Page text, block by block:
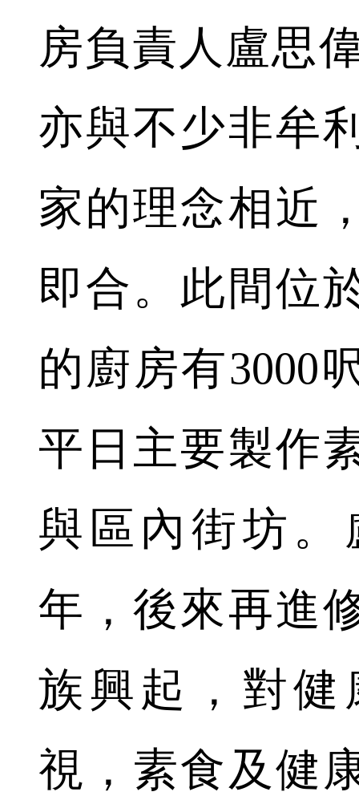
房負責人盧思
亦與不少非牟
家的理念相近
即合。此間位
的廚房有3000
平日主要製作
與區內街坊。
年，後來再進
族興起，對健
視，素食及健